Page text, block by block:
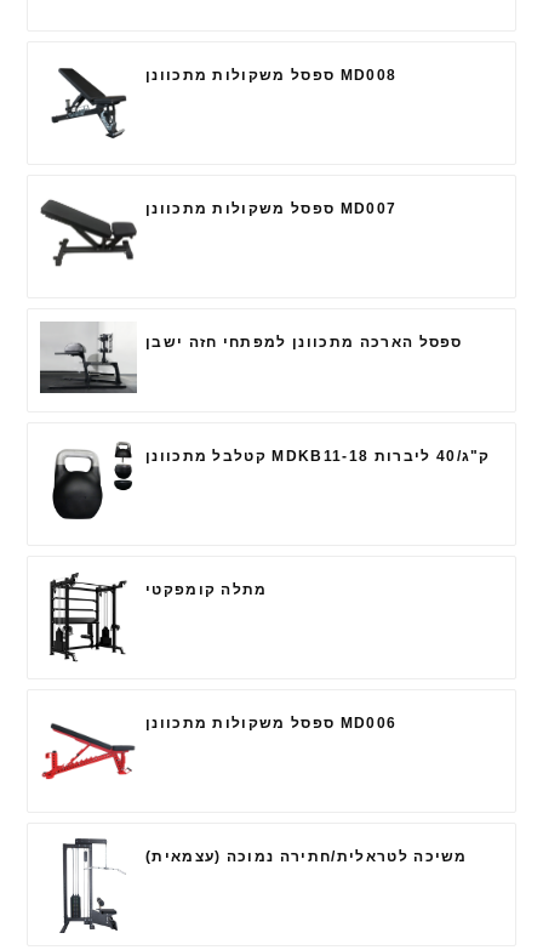
ספסל משקולות מתכוונן MD008
ספסל משקולות מתכוונן MD007
ספסל הארכה מתכוונן למפתחי חזה ישבן
קטלבל מתכוונן MDKB11-18 ק"ג/40 ליברות
מתלה קומפקטי
ספסל משקולות מתכוונן MD006
משיכה לטראלית/חתירה נמוכה (עצמאית)